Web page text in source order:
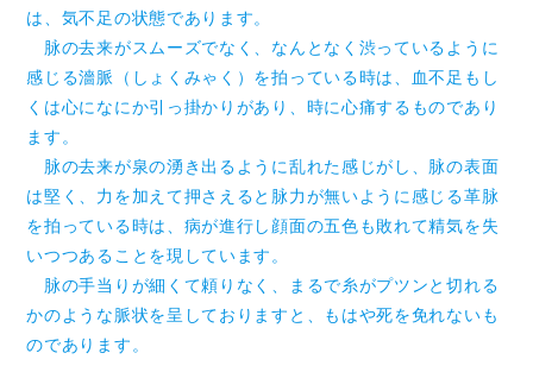
は、気不足の状態であります。
脉の去来がスムーズでなく、なんとなく渋っているように
感じる濇脈（しょくみゃく）を拍っている時は、血不足もし
くは心になにか引っ掛かりがあり、時に心痛するものであり
ます。
脉の去来が泉の湧き出るように乱れた感じがし、脉の表面
は堅く、力を加えて押さえると脉力が無いように感じる革脉
を拍っている時は、病が進行し顔面の五色も敗れて精気を失
いつつあることを現しています。
脉の手当りが細くて頼りなく、まるで糸がプツンと切れる
かのような脈状を呈しておりますと、もはや死を免れないも
のであります。